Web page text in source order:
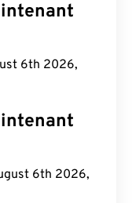
6th 2026,
6th 2026,